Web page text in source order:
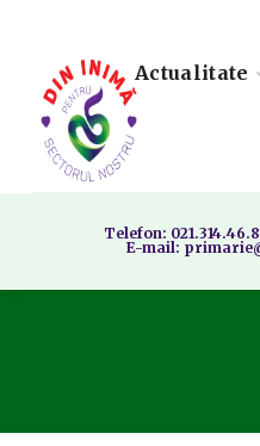
Actualitate
Telefon:
E-mail: